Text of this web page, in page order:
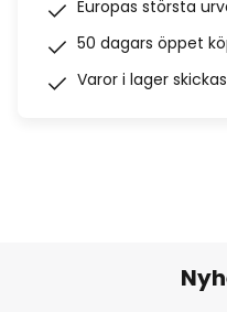
Europas största
50 dagars öppet
Varor i lager